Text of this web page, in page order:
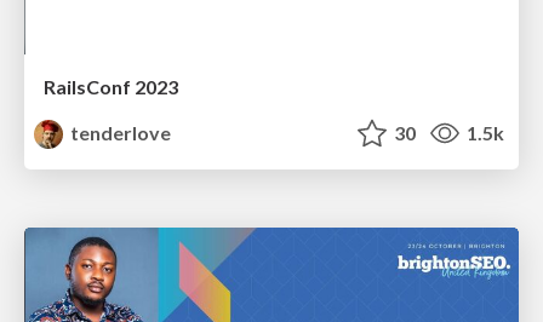
RailsConf 2023
tenderlove
30 1.5k